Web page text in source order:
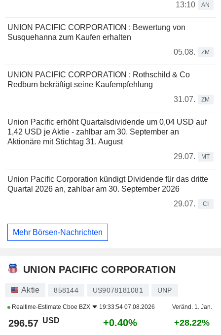
13:10
AN
UNION PACIFIC CORPORATION : Bewertung von
Susquehanna zum Kaufen erhalten
05.08.
ZM
UNION PACIFIC CORPORATION : Rothschild & Co
Redburn bekräftigt seine Kaufempfehlung
31.07.
ZM
Union Pacific erhöht Quartalsdividende um 0,04 USD auf
1,42 USD je Aktie - zahlbar am 30. September an
Aktionäre mit Stichtag 31. August
29.07.
MT
Union Pacific Corporation kündigt Dividende für das dritte
Quartal 2026 an, zahlbar am 30. September 2026
29.07.
CI
Mehr Börsen-Nachrichten
UNION PACIFIC CORPORATION
Aktie 858144 US9078181081 UNP
Realtime-Estimate Cboe BZX 19:33:54 07.08.2026 Veränd. 1. Jan.
296.57 USD +0.40% +28.22%